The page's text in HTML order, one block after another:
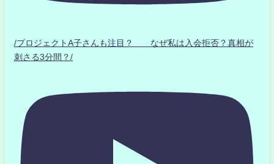
/プロジェクトA子さんも注目？ なぜ私は入会拒否？真相が
刺さる3分間？/